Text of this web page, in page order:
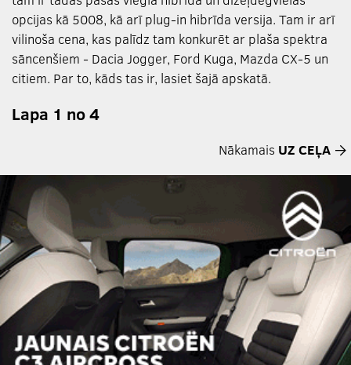
opcijas kā 5008, kā arī plug-in hibrīda versija. Tam ir arī
vilinoša cena, kas palīdz tam konkurēt ar plaša spektra
sāncenšiem - Dacia Jogger, Ford Kuga, Mazda CX-5 un
citiem. Par to, kāds tas ir, lasiet šajā apskatā.
Lapa 1 no 4
Nākamais UZ CEĻA